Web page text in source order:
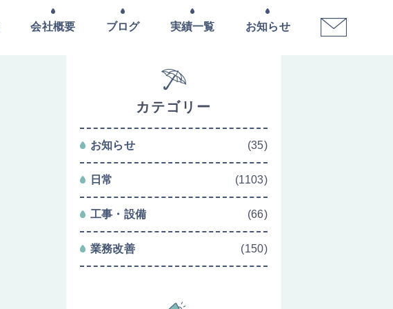
会社概要 ブログ 実績一覧 お知らせ
カテゴリー
お知らせ (35)
日常 (1103)
工事・設備 (66)
業務改善 (150)